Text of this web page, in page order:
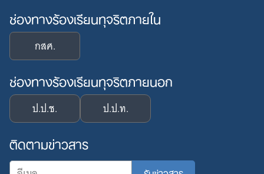
ช่องทางร้องเรียนทุจริตภายใน
กสศ.
ช่องทางร้องเรียนทุจริตภายนอก
ป.ป.ช. ป.ป.ท.
ติดตามข่าวสาร